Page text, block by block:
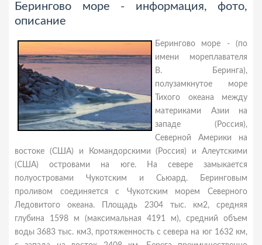
Берингово море - информация, фото,
описание
Берингово море - (по
имени мореплавателя
В. Беринга),
полузамкнутое море
Тихого океана между
материками Азии на
западе (Россия),
Северной Америки на
востоке (США) и Командорскими (Россия) и Алеутскими
(США) островами на юге. На севере замыкается
полуостровами Чукотским и Сьюард. Беринговым
проливом соединяется с Чукотским морем Северного
Ледовитого океана. Площадь 2304 тыс. км2, средняя
глубина 1598 м (максимальная 4191 м), средний объем
воды 3683 тыс. км3, протяженность с севера на юг 1632 км,